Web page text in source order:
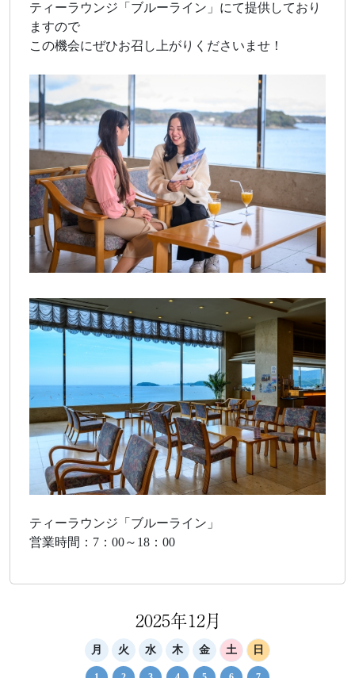
ティーラウンジ「ブルーライン」にて提供しており
ますので
この機会にぜひお召し上がりくださいませ！
ティーラウンジ「ブルーライン」
営業時間：7：00～18：00
2025年12月
月 火 水 木 金 土 日